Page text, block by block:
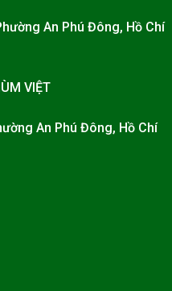
An Phú Đông, Hồ Chí
VIỆT
An Phú Đông, Hồ Chí